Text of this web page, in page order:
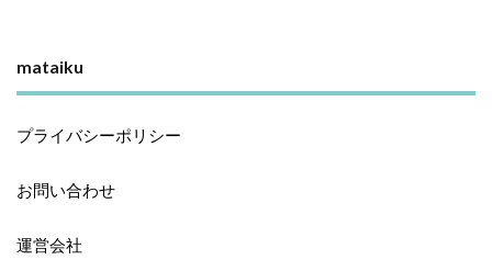
mataiku
プライバシーポリシー
お問い合わせ
運営会社